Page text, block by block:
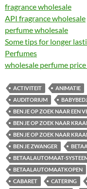
fragrance wholesale
API fragrance wholesale
perfume wholesale
Some tips for longer
Perfumes
wholesale perfume
ACTIVITEIT ANIMATIE
AUDITORIUM
BEN JE OP ZOEK NAAR EEN
BEN JE OP ZOEK NAAR
BEN JE OP ZOEK NAAR
BEN JE ZWANGER
BETAALAUTOMAAT-
BETAALAUTOMAATKOPEN
CABARET
CATERING